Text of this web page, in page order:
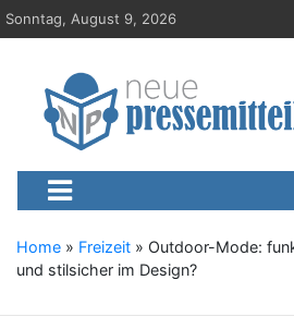
S
k
Sonntag, August 9, 2026
Neue-
Presseportal, Nachrichten,
Home » Freizeit » Outdoor-Mode:
und stilsicher im Design?